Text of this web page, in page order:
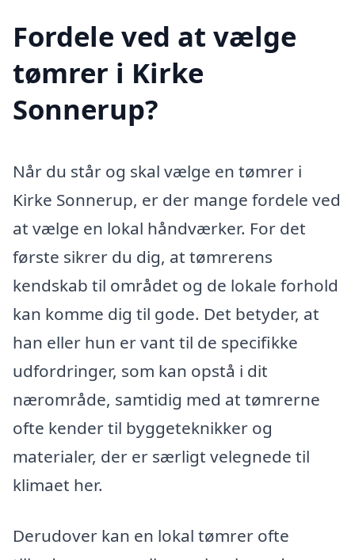
Fordele ved at vælge
tømrer i Kirke
Sonnerup?
Når du står og skal vælge en tømrer i
Kirke Sonnerup, er der mange fordele ved
at vælge en lokal håndværker. For det
første sikrer du dig, at tømrerens
kendskab til området og de lokale forhold
kan komme dig til gode. Det betyder, at
han eller hun er vant til de specifikke
udfordringer, som kan opstå i dit
nærområde, samtidig med at tømrerne
ofte kender til byggeteknikker og
materialer, der er særligt velegnede til
klimaet her.
Derudover kan en lokal tømrer ofte